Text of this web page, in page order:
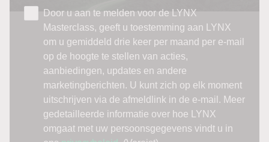
Door u aan te melden voor de LYNX
Masterclass, geeft u toestemming aan LYNX
om u gemiddeld drie keer per maand per e-mail
op de hoogte te stellen van acties,
aanbiedingen, updates en andere
marketingberichten. U kunt zich op elk moment
uitschrijven via de afmeldlink in de e-mail. Meer
gedetailleerde informatie over hoe LYNX
omgaat met uw persoonsgegevens vindt u in